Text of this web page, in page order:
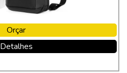
Orçar
Detalhes